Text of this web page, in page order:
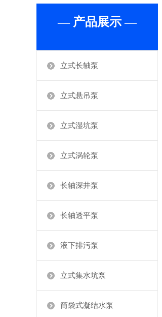
— 产品展示 —
立式长轴泵
立式悬吊泵
立式湿坑泵
立式涡轮泵
长轴深井泵
长轴透平泵
液下排污泵
立式集水坑泵
筒袋式凝结水泵